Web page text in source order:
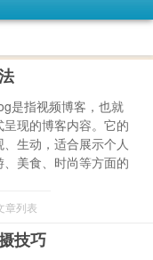
是指视频博客，也就
现的博客内容。它的
生动，适合展示个人
、美食、时尚等方面的
章列表
技巧